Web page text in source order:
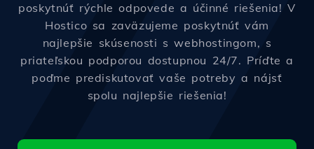
poskytnúť rýchle odpovede a účinné riešenia! V
Hostico sa zaväzujeme poskytnúť vám
najlepšie skúsenosti s webhostingom, s
priateľskou podporou dostupnou 24/7. Príďte a
poďme prediskutovať vaše potreby a nájsť
spolu najlepšie riešenia!